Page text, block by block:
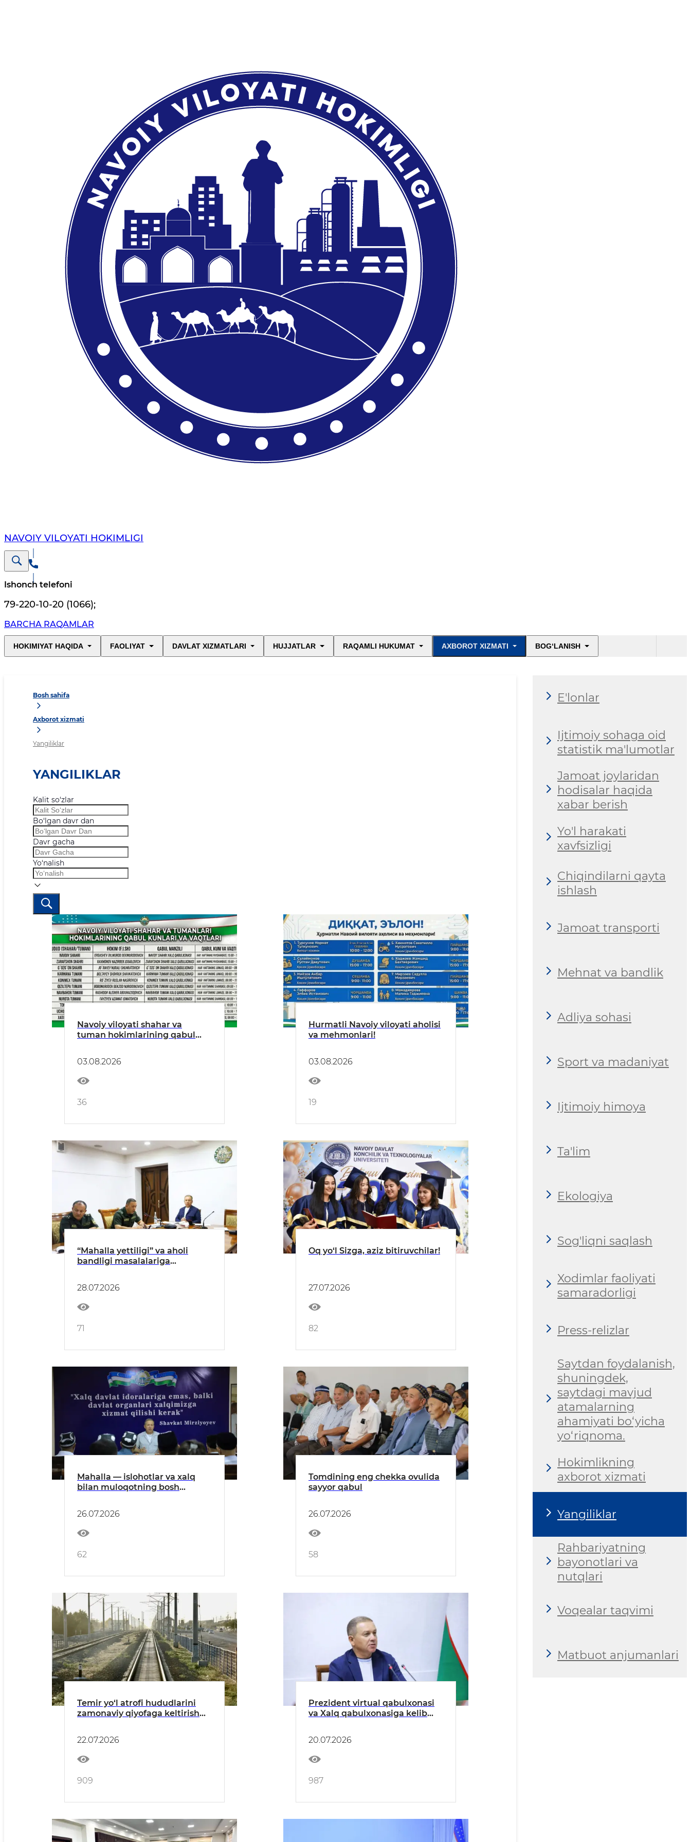
NAVOIY VILОYATI HОKIMLIGI
Ishonch telefoni
79-220-10-20 (1066);
BARCHA RAQAMLAR
HOKIMIYAT HAQIDA FAOLIYAT DAVLAT XIZMATLARI HUJJATLAR RAQAMLI HUKUMAT AXBOROT XIZMATI BOG‘LANISH
Bosh sahifa
Axborot xizmati
Yangiliklar
YANGILIKLAR
Kalit so‘zlar
Bo‘lgan davr dan
Davr gacha
Yo‘nalish
Navoiy viloyati shahar va
tuman hokimlarining qabul
03.08.2026
36
Hurmatli Navoiy viloyati aholisi
va mehmonlari!
03.08.2026
19
“Mahalla yettiligi” va aholi
bandligi masalalariga
28.07.2026
71
Oq yo‘l Sizga, aziz bitiruvchilar!
27.07.2026
82
Mahalla — islohotlar va xalq
bilan muloqotning bosh
26.07.2026
62
Tomdining eng chekka ovulida
sayyor qabul
26.07.2026
58
Temir yo‘l atrofi hududlarini
zamonaviy qiyofaga keltirish
22.07.2026
909
Prezident virtual qabulxonasi
va Xalq qabulxonasiga kelib
20.07.2026
987
E'lonlar
Ijtimoiy sohaga oid
statistik ma'lumotlar
Jamoat joylaridan
hodisalar haqida
xabar berish
Yo'l harakati
xavfsizligi
Chiqindilarni qayta
ishlash
Jamoat transporti
Mehnat va bandlik
Adliya sohasi
Sport va madaniyat
Ijtimoiy himoya
Ta'lim
Ekologiya
Sog'liqni saqlash
Xodimlar faoliyati
samaradorligi
Press-relizlar
Saytdan foydalanish,
shuningdek,
saytdagi mavjud
atamalarning
ahamiyati bo‘yicha
yo‘riqnoma.
Hokimlikning
axborot xizmati
Yangiliklar
Rahbariyatning
bayonotlari va
nutqlari
Voqealar taqvimi
Matbuot anjumanlari